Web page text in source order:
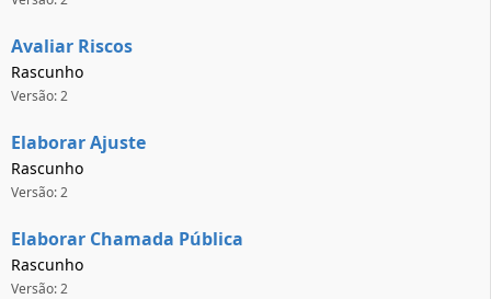
Avaliar Riscos
Rascunho
Versão: 2
Elaborar Ajuste
Rascunho
Versão: 2
Elaborar Chamada Pública
Rascunho
Versão: 2